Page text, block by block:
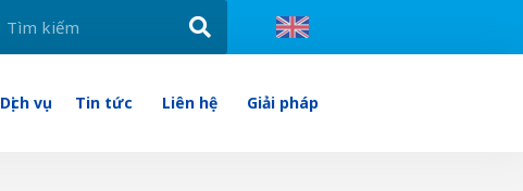
Dịch vụ Tin tức Liên hệ Giải pháp